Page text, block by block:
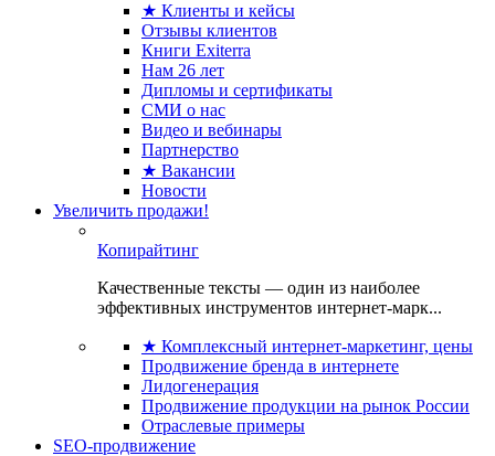
★ Клиенты и кейсы
Отзывы клиентов
Книги Exiterra
Нам 26 лет
Дипломы и сертификаты
СМИ о нас
Видео и вебинары
Партнерство
★ Вакансии
Новости
Увеличить продажи!
Копирайтинг
Качественные тексты — один из наиболее
эффективных инструментов интернет-марк...
★ Комплексный интернет-маркетинг, цены
Продвижение бренда в интернете
Лидогенерация
Продвижение продукции на рынок России
Отраслевые примеры
SEO-продвижение